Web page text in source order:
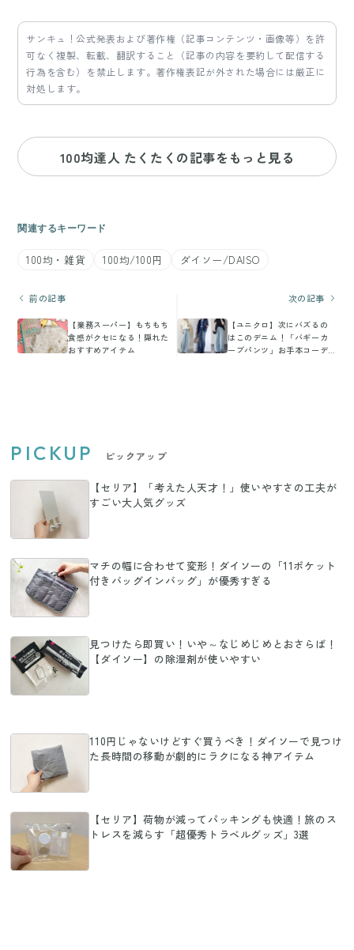
サンキュ！公式発表および著作権（記事コンテンツ・画像等）を許
可なく複製、転載、翻訳すること（記事の内容を要約して配信する
行為を含む）を禁止します。著作権表記が外された場合には厳正に
対処します。
100均達人 たくたくの記事をもっと見る
関連するキーワード
100均・雑貨 100均/100円 ダイソー/DAISO
前の記事
【業務スーパー】もちもち
食感がクセになる！隠れた
おすすめアイテム
次の記事
【ユニクロ】次にバズるの
はこのデニム！「バギーカ
ーブパンツ」お手本コーデ
PICKUP ピックアップ
【セリア】「考えた人天才！」使いやすさの工夫が
すごい大人気グッズ
マチの幅に合わせて変形！ダイソーの「11ポケット
付きバッグインバッグ」が優秀すぎる
見つけたら即買い！いや～なじめじめとおさらば！
【ダイソー】の除湿剤が使いやすい
110円じゃないけどすぐ買うべき！ダイソーで見つけ
た長時間の移動が劇的にラクになる神アイテム
【セリア】荷物が減ってパッキングも快適！旅のス
トレスを減らす「超優秀トラベルグッズ」3選